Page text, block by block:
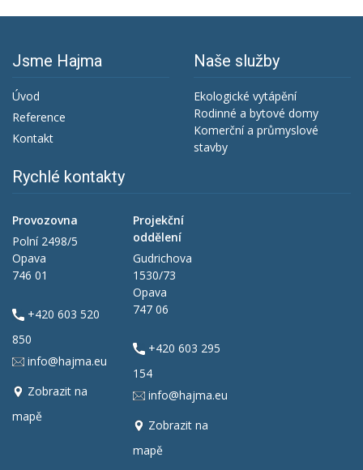
Jsme Hajma
Úvod
Reference
Kontakt
Naše služby
Ekologické vytápění
Rodinné a bytové domy
Komerční a průmyslové
stavby
Rychlé kontakty
Provozovna
Polní 2498/5
Opava
746 01
+420 603 520
850
info@hajma.eu
Zobrazit na
mapě
Projekční
oddělení
Gudrichova
1530/73
Opava
747 06
+420 603 295
154
info@hajma.eu
Zobrazit na
mapě